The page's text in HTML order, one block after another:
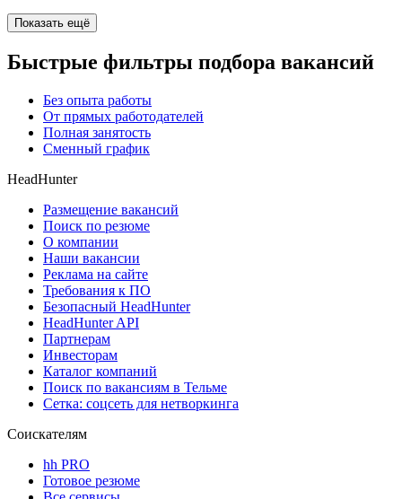
Показать ещё
Быстрые фильтры подбора вакансий
Без опыта работы
От прямых работодателей
Полная занятость
Сменный график
HeadHunter
Размещение вакансий
Поиск по резюме
О компании
Наши вакансии
Реклама на сайте
Требования к ПО
Безопасный HeadHunter
HeadHunter API
Партнерам
Инвесторам
Каталог компаний
Поиск по вакансиям в Тельме
Сетка: соцсеть для нетворкинга
Соискателям
hh PRO
Готовое резюме